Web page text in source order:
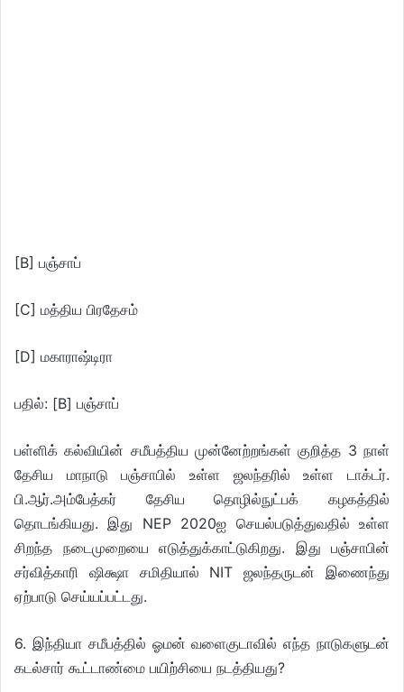
[B] பஞ்சாப்
[C] மத்திய பிரதேசம்
[D] மகாராஷ்டிரா
பதில்: [B] பஞ்சாப்
பள்ளிக் கல்வியின் சமீபத்திய முன்னேற்றங்கள் குறித்த 3 நாள்
தேசிய மாநாடு பஞ்சாபில் உள்ள ஜலந்தரில் உள்ள டாக்டர்.
பி.ஆர்.அம்பேத்கர் தேசிய தொழில்நுட்பக் கழகத்தில்
தொடங்கியது. இது NEP 2020ஐ செயல்படுத்துவதில் உள்ள
சிறந்த நடைமுறையை எடுத்துக்காட்டுகிறது. இது பஞ்சாபின்
சர்வித்காரி ஷிக்ஷா சமிதியால் NIT ஜலந்தருடன் இணைந்து
ஏற்பாடு செய்யப்பட்டது.
6. இந்தியா சமீபத்தில் ஓமன் வளைகுடாவில் எந்த நாடுகளுடன்
கடல்சார் கூட்டாண்மை பயிற்சியை நடத்தியது?